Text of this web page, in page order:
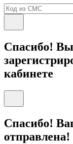
Спасибо!
кабинете
Спасибо!
отправлена!